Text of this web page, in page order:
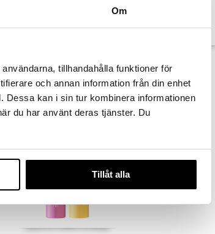
Om
tillhandahålla funktioner för
och annan information från din enhet
Dessa kan i sin tur kombinera informationen
du har använt deras tjänster. Du
Tillåt alla
Saatavana useana
Primer
CLINIQUE
alk. 18,36 € ( 22,95€)
Setting Spray
MAX FACTOR
17,95 €
lahja!